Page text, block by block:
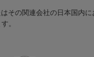
その関連会社の日本国内に
。